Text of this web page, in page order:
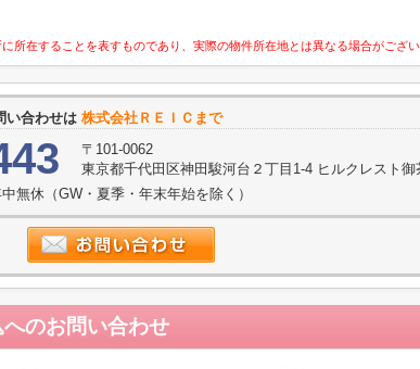
所在することを表すものであり、実際の物件所在地とは異なる場合がござい
い合わせは 株式会社ＲＥＩＣまで
〒101-0062
東京都千代田区神田駿河台２丁目1-4 ヒルクレスト御
休（GW・夏季・年末年始を除く）
へのお問い合わせ